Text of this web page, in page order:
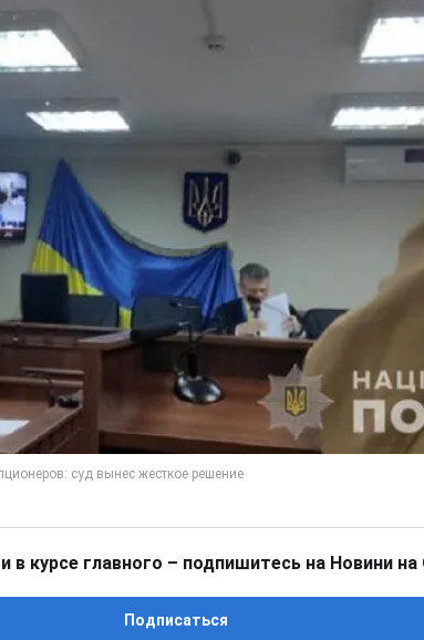
в курсе главного – подпишитесь на Новини на
Подписаться